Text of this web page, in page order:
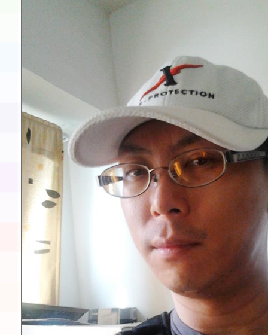
「115年桃園市運動會
錦標賽」海洋艇及
域)，申請變更地點
「114-115年度
115學年度迎新活動暨
會活動流程表